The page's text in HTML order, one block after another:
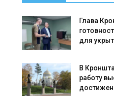
Глава
для
В
работу